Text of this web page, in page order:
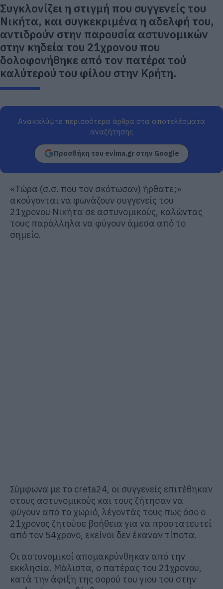
Συγκλονίζει η στιγμή που συγγενείς του
Νικήτα, και συγκεκριμένα η αδελφή του,
αντιδρούν στην παρουσία αστυνομικών
στην κηδεία του 21χρονου που
δολοφονήθηκε από τον πατέρα τού
καλύτερού του φίλου στην Κρήτη.
Ανακαλύψτε περισσότερα άρθρα στα αποτελέσματα
αναζήτησης
Προσθήκη του evima.gr στην Google
«Τώρα (σ.σ. που τον σκότωσαν) ήρθατε;»
ακούγονται να φωνάζουν συγγενείς του
21χρονου Νικήτα σε αστυνομικούς, καλώντας
τους παράλληλα να φύγουν άμεσα από το
σημείο.
Σύμφωνα με το creta24, οι συγγενείς επιτέθηκαν
στους αστυνομικούς και τους ζήτησαν να
φύγουν από το χωριό, λέγοντάς τους πως όσο ο
21χρονος ζητούσε βοήθεια για να προστατευτεί
από τον 54χρονο, εκείνοι δεν έκαναν τίποτα.
Οι αστυνομικοί απομακρύνθηκαν από την
εκκλησία. Μάλιστα, ο πατέρας του 21χρονου,
κατά την άφιξη της σορού του γιου του στην